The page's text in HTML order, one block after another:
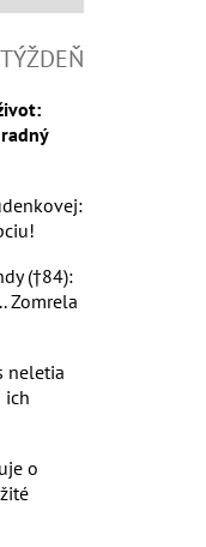
TÝŽDEŇ
(†84):
Zomrela
neletia
ich
o